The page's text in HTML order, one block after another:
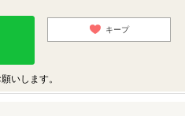
キープ
いします。